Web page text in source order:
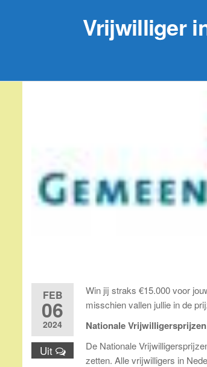
Vrijwilliger
FEB
06
2024
Uit
Win jij straks €15.000 voor
misschien vallen jullie in de
Nationale Vrijwilligersprijzen
De Nationale
zetten. Alle vrijwilligers in